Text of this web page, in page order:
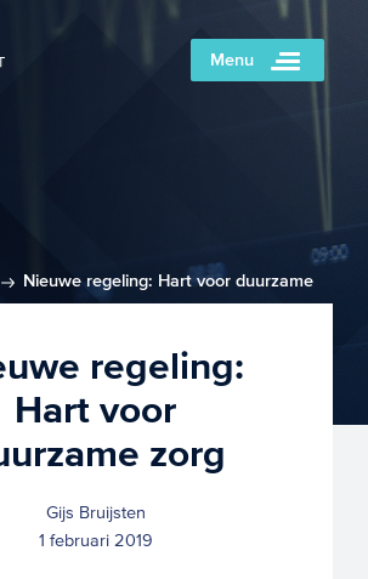
Menu
Nieuwe regeling: Hart voor duurzame
regeling:
Hart voor
zorg
Gijs Bruijsten
1 februari 2019